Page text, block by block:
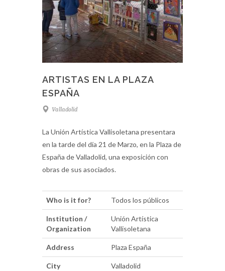
ARTISTAS EN LA PLAZA
ESPAÑA
Valladolid
La Unión Artística Vallisoletana presentara
en la tarde del día 21 de Marzo, en la Plaza de
España de Valladolid, una exposición con
obras de sus asociados.
Who is it for? Todos los públicos
Institution /
Organization
Unión Artística
Vallisoletana
Address Plaza España
City Valladolid